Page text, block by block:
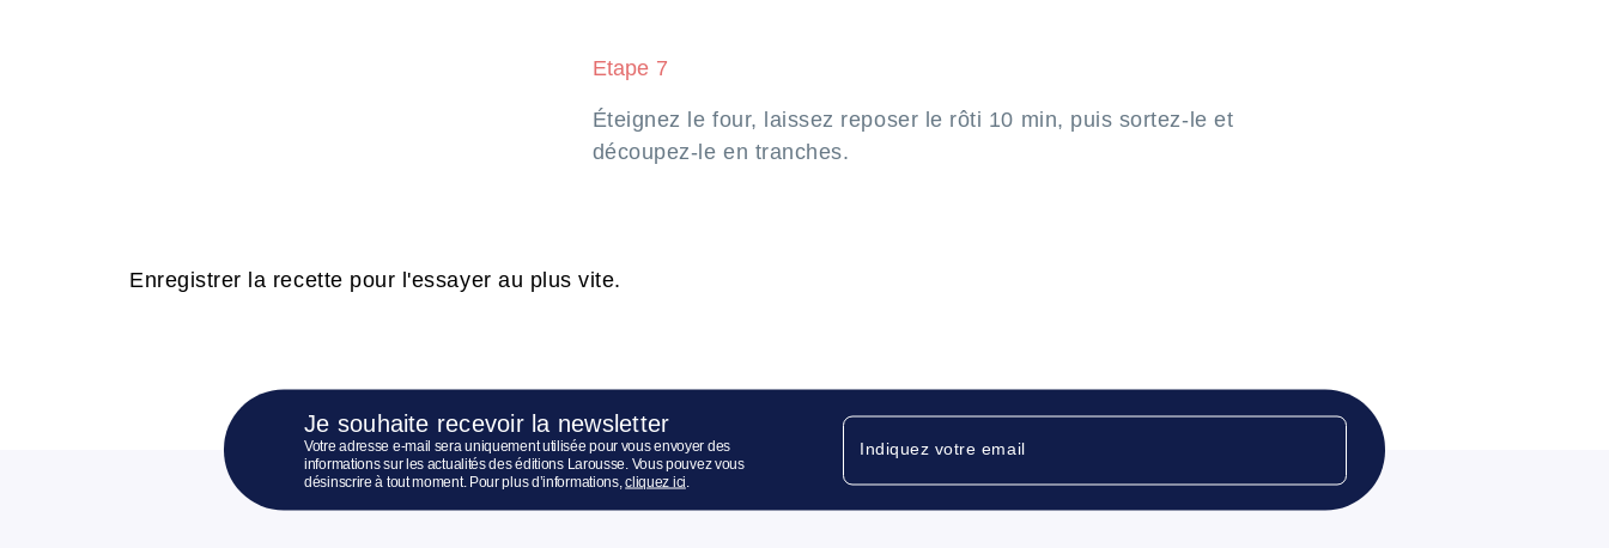
Etape 7
Éteignez le four, laissez reposer le rôti 10 min, puis sortez-le et
découpez-le en tranches.
Enregistrer la recette pour l'essayer au plus vite.
Je souhaite recevoir la newsletter
Votre adresse e-mail sera uniquement utilisée pour vous envoyer des
informations sur les actualités des éditions Larousse. Vous pouvez vous
désinscrire à tout moment. Pour plus d’informations,cliquez ici
Indiquez votre email